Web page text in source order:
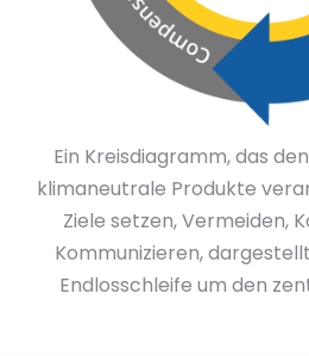
Ein Kreisdiagramm, das
klimaneutrale Produkte
Ziele setzen, Vermeiden,
Kommunizieren,
Endlosschleife um den